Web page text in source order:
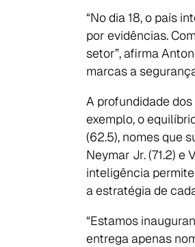
“No dia 18, o país
por evidências.
setor”, afirma
marcas a
A profundidade
exemplo, o
(62.5), nomes que
Neymar Jr. (71.2)
inteligência
a estratégia de
“Estamos
entrega apenas
Search
for: